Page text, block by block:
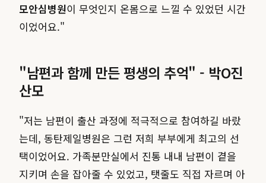
모안심병원이 무엇인지 온몸으로 느낄 수 있었던 시간
이었어요."
"남편과 함께 만든 평생의 추억" - 박O진
산모
"저는 남편이 출산 과정에 적극적으로 참여하길 바랐
는데, 동탄제일병원은 그런 저희 부부에게 최고의 선
택이었어요. 가족분만실에서 진통 내내 남편이 곁을
지키며 손을 잡아줄 수 있었고, 탯줄도 직접 자르며 아